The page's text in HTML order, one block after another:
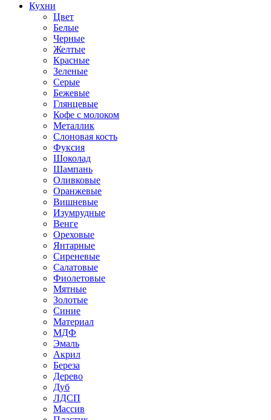
Кухни
Цвет
Белые
Черные
Желтые
Красные
Зеленые
Серые
Бежевые
Глянцевые
Кофе с молоком
Металлик
Слоновая кость
Фуксия
Шоколад
Шампань
Оливковые
Оранжевые
Вишневые
Изумрудные
Венге
Ореховые
Янтарные
Сиреневые
Салатовые
Фиолетовые
Мятные
Золотые
Синие
Материал
МДФ
Эмаль
Акрил
Береза
Дерево
Дуб
ЛДСП
Массив